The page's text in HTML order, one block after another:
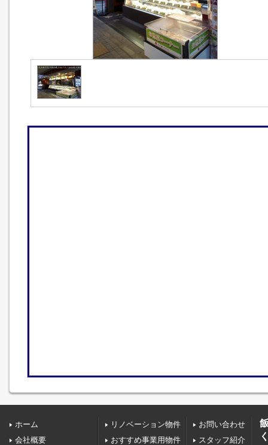
ホーム
会社概要
リノベーション物件
おすすめ事業用物件
お問い合わせ
スタッフ紹介